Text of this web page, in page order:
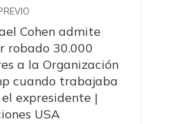
Cohen admite
robado 30.000
a la Organización
cuando trabajaba
expresidente |
USA